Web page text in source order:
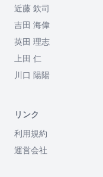
近藤 欽司
吉田 海偉
英田 理志
上田 仁
川口 陽陽
リンク
利用規約
運営会社